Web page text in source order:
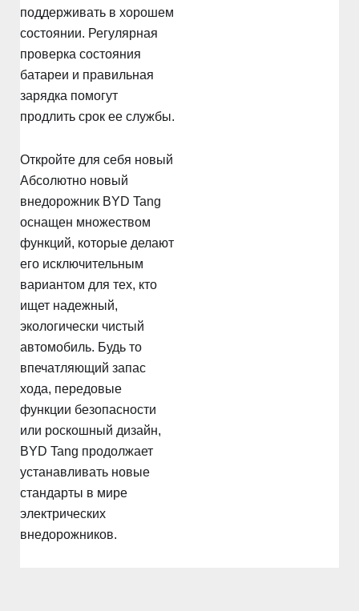
поддерживать в хорошем
состоянии. Регулярная
проверка состояния
батареи и правильная
зарядка помогут
продлить срок ее службы.
Откройте для себя новый
Абсолютно новый
внедорожник BYD Tang
оснащен множеством
функций, которые делают
его исключительным
вариантом для тех, кто
ищет надежный,
экологически чистый
автомобиль. Будь то
впечатляющий запас
хода, передовые
функции безопасности
или роскошный дизайн,
BYD Tang продолжает
устанавливать новые
стандарты в мире
электрических
внедорожников.